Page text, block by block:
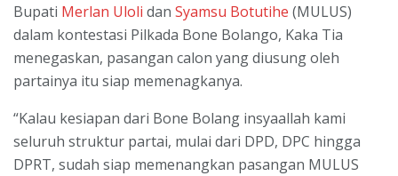
Bupati Merlan Uloli dan Syamsu Botutihe (MULUS)
dalam kontestasi Pilkada Bone Bolango, Kaka Tia
menegaskan, pasangan calon yang diusung oleh
partainya itu siap memenagkanya.
“Kalau kesiapan dari Bone Bolang insyaallah kami
seluruh struktur partai, mulai dari DPD, DPC hingga
DPRT, sudah siap memenangkan pasangan MULUS